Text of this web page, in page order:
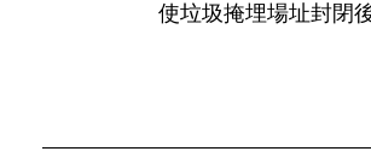
使垃圾掩埋場址封閉